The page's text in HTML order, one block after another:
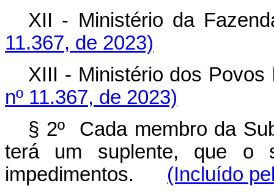
XII - Ministério da
11.367, de 2023)
XIII - Ministério dos
nº 11.367, de 2023)
§ 2º Cada membro da
terá um suplente, que o
impedimentos. (Incluído